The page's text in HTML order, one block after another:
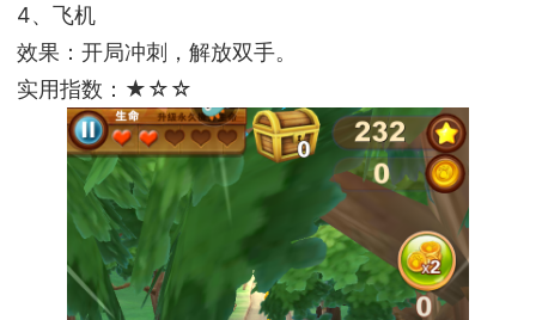
4、飞机
效果：开局冲刺，解放双手。
实用指数：★☆☆